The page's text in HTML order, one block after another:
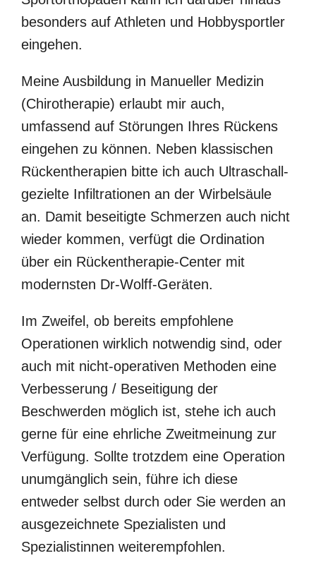
besonders auf Athleten und Hobbysportler
eingehen.
Meine Ausbildung in Manueller Medizin
(Chirotherapie) erlaubt mir auch,
umfassend auf Störungen Ihres Rückens
eingehen zu können. Neben klassischen
Rückentherapien bitte ich auch Ultraschall-
gezielte Infiltrationen an der Wirbelsäule
an. Damit beseitigte Schmerzen auch nicht
wieder kommen, verfügt die Ordination
über ein Rückentherapie-Center mit
modernsten Dr-Wolff-Geräten.
Im Zweifel, ob bereits empfohlene
Operationen wirklich notwendig sind, oder
auch mit nicht-operativen Methoden eine
Verbesserung / Beseitigung der
Beschwerden möglich ist, stehe ich auch
gerne für eine ehrliche Zweitmeinung zur
Verfügung. Sollte trotzdem eine Operation
unumgänglich sein, führe ich diese
entweder selbst durch oder Sie werden an
ausgezeichnete Spezialisten und
Spezialistinnen weiterempfohlen.